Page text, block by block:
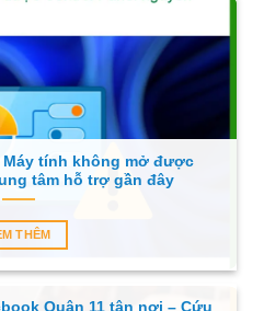
Máy tính không mở được
tâm hỗ trợ gần đây
THÊM
Quận 11 tận nơi – Cứu